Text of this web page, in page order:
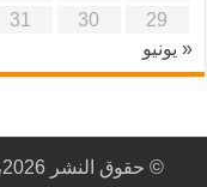
29
30
31
« يونيو
© حقوق النشر 2026، جميع الحقوق محفوظة |